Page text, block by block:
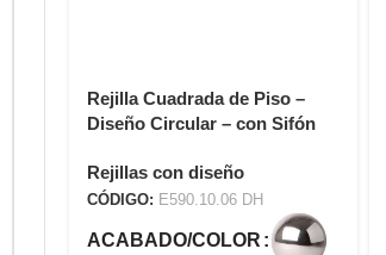
Rejilla Cuadrada de Piso –
Diseño Circular – con Sifón
Rejillas con diseño
CÓDIGO: E590.10.06 DH
ACABADO/COLOR